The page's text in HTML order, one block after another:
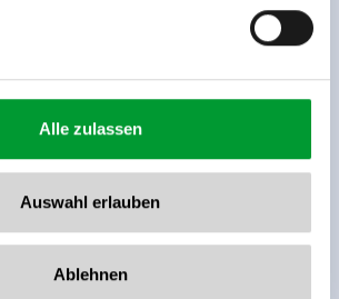
Alle zulassen
Auswahl erlauben
Ablehnen